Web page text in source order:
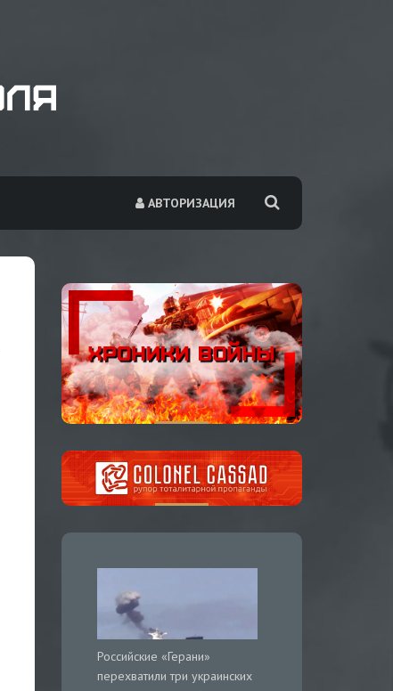
АВТОРИЗАЦИЯ
Российские «Герани»
перехватили три украинских